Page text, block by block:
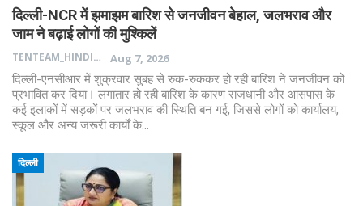
दिल्ली-NCR में झमाझम बारिश से जनजीवन बेहाल, जलभराव और
जाम ने बढ़ाई लोगों की मुश्किलें
TENTEAM_HINDI
Aug 7, 2026
दिल्ली-एनसीआर में शुक्रवार सुबह से रुक-रुककर हो रही बारिश ने जनजीवन को
प्रभावित कर दिया। लगातार हो रही बारिश के कारण राजधानी और आसपास के
कई इलाकों में सड़कों पर जलभराव की स्थिति बन गई, जिससे लोगों को कार्यालय,
स्कूल और अन्य जरूरी कार्यों के…
दिल्ली